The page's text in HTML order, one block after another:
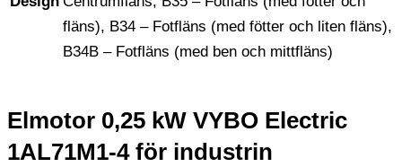
fläns), B34 – Fotfläns (med fötter och liten fläns),
B34B – Fotfläns (med ben och mittfläns)
Elmotor 0,25 kW VYBO Electric
1AL71M1-4 för industrin